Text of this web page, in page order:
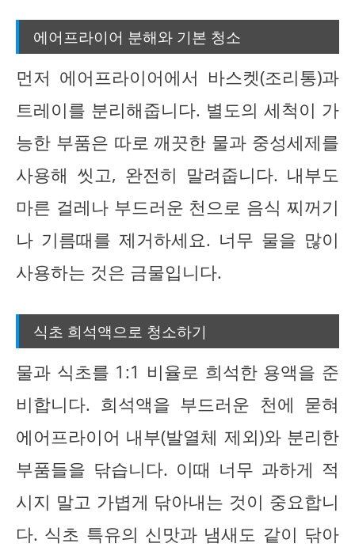
에어프라이어 분해와 기본 청소
먼저 에어프라이어에서 바스켓(조리통)과
트레이를 분리해줍니다. 별도의 세척이 가
능한 부품은 따로 깨끗한 물과 중성세제를
사용해 씻고, 완전히 말려줍니다. 내부도
마른 걸레나 부드러운 천으로 음식 찌꺼기
나 기름때를 제거하세요. 너무 물을 많이
사용하는 것은 금물입니다.
식초 희석액으로 청소하기
물과 식초를 1:1 비율로 희석한 용액을 준
비합니다. 희석액을 부드러운 천에 묻혀
에어프라이어 내부(발열체 제외)와 분리한
부품들을 닦습니다. 이때 너무 과하게 적
시지 말고 가볍게 닦아내는 것이 중요합니
다. 식초 특유의 신맛과 냄새도 같이 닦아